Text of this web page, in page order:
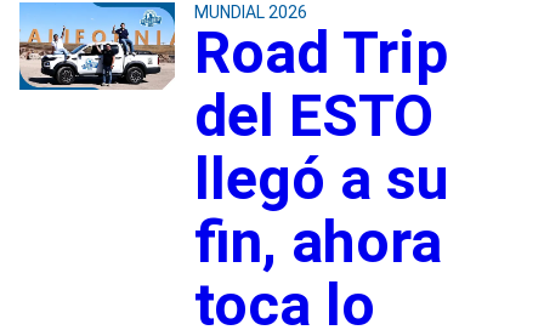
MUNDIAL 2026
Road Trip
del ESTO
llegó a su
fin, ahora
toca lo